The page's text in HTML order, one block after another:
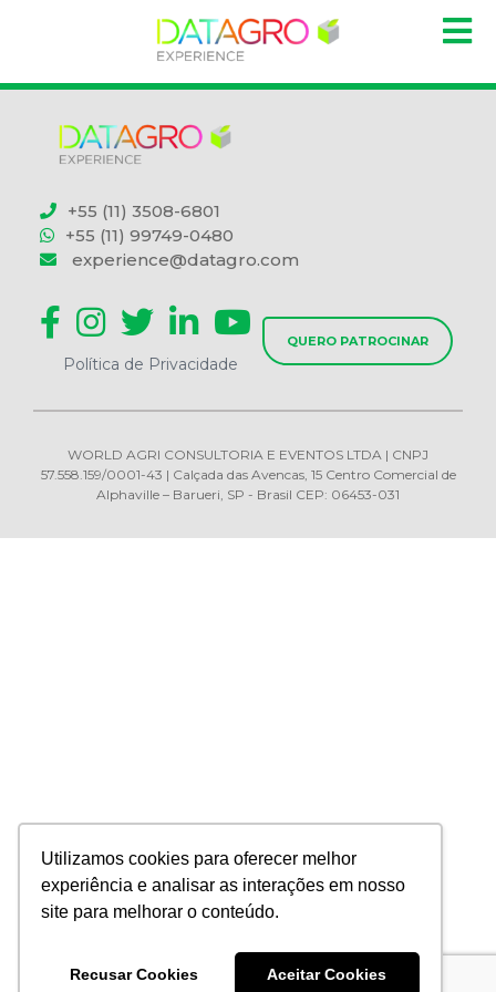
Utilizamos cookies para oferecer melhor
experiência e analisar as interações em nosso
site para melhorar o conteúdo.
Recusar Cookies Aceitar Cookies
+55 (11) 3508-6801
+55 (11) 99749-0480
experience@datagro.com
Política de Privacidade
QUERO PATROCINAR
WORLD AGRI CONSULTORIA E EVENTOS LTDA | CNPJ
57.558.159/0001-43 | Calçada das Avencas, 15 Centro Comercial de
Alphaville – Barueri, SP - Brasil CEP: 06453-031